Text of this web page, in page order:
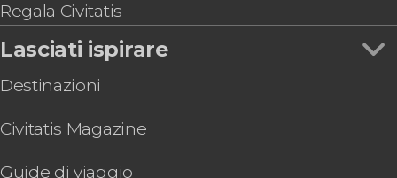
Regala Civitatis
Lasciati ispirare
Destinazioni
Civitatis Magazine
Guide di viaggio